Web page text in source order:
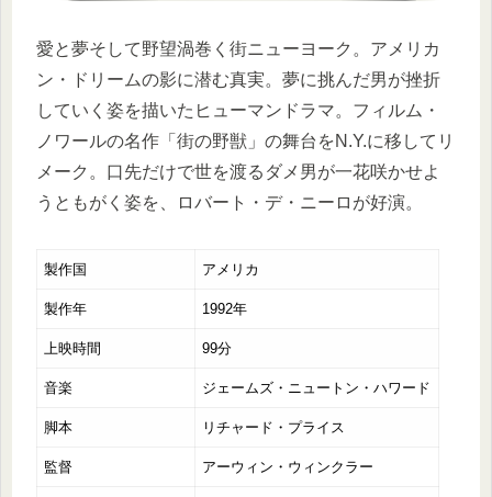
愛と夢そして野望渦巻く街ニューヨーク。アメリカ
ン・ドリームの影に潜む真実。夢に挑んだ男が挫折
していく姿を描いたヒューマンドラマ。フィルム・
ノワールの名作「街の野獣」の舞台をN.Y.に移してリ
メーク。口先だけで世を渡るダメ男が一花咲かせよ
うともがく姿を、ロバート・デ・ニーロが好演。
製作国 アメリカ
製作年 1992年
上映時間 99分
音楽 ジェームズ・ニュートン・ハワード
脚本 リチャード・プライス
監督 アーウィン・ウィンクラー